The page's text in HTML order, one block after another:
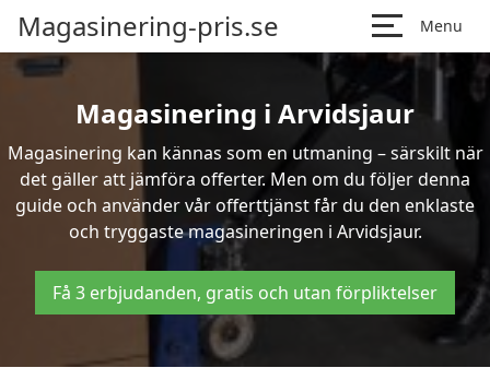
Magasinering-pris.se Menu
Magasinering i Arvidsjaur
Magasinering kan kännas som en utmaning – särskilt när
det gäller att jämföra offerter. Men om du följer denna
guide och använder vår offerttjänst får du den enklaste
och tryggaste magasineringen i Arvidsjaur.
Få 3 erbjudanden, gratis och utan förpliktelser